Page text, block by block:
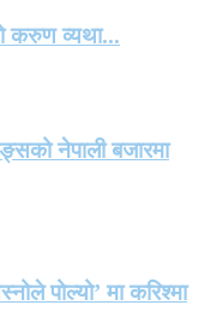
करुण व्यथा...
नेपाली बजारमा
पोल्यो’ मा करिश्मा